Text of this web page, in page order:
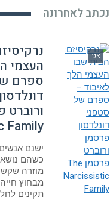
נכתב לאחרונה
אגו
העצמי
ספרם
Family
ישנם
כשהם
מוזרה
מבחוץ
תקינים